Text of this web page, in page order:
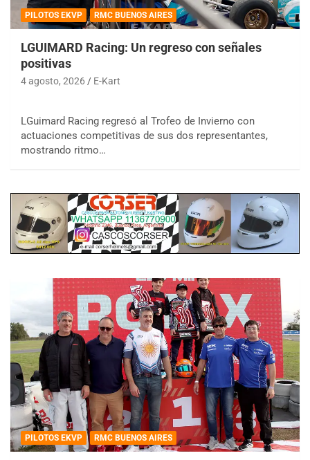
PILOTOS EKVP RMC BUENOS AIRES
LGUIMARD Racing: Un regreso con señales
positivas
4 agosto, 2026 E-Kart
LGuimard Racing regresó al Trofeo de Invierno con
actuaciones competitivas de sus dos representantes,
mostrando ritmo…
PILOTOS EKVP RMC BUENOS AIRES